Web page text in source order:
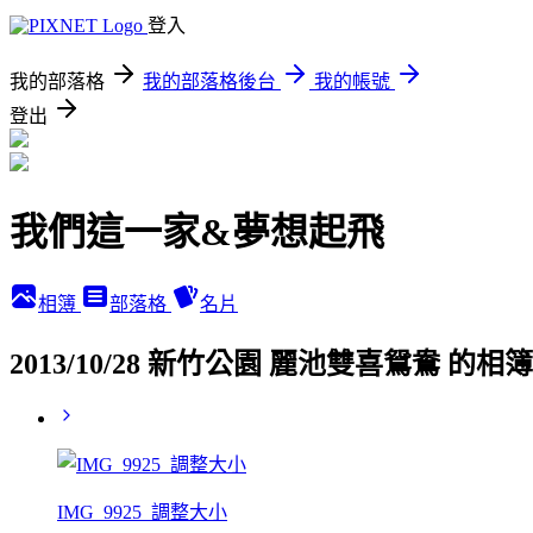
登入
我的部落格 我的部落格後台
我的帳號
登出
我們這一家&夢想起飛
相簿 部落格 名片
2013/10/28 新竹公園 麗池雙喜鴛鴦 的相
IMG_9925_調整大小